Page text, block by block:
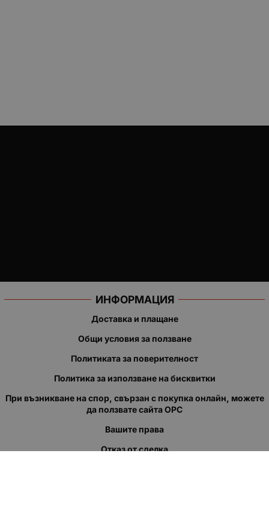
ИНФОРМАЦИЯ
Доставка и плащане
Общи условия за ползване
Политиката за поверителност
Политика за използване на бисквитки
При възникване на спор, свързан с покупка онлайн, можете
да ползвате сайта ОРС
Вашите права
Отказ от сделка